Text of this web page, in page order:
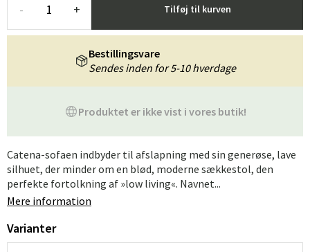
- + Tilføj til kurven
Produktet er ikke vist i vores butik!
Bestillingsvare
Sendes inden for 5-10 hverdage
Catena-sofaen indbyder til afslapning med sin generøse, lave
silhuet, der minder om en blød, moderne sækkestol, den
perfekte fortolkning af »low living«. Navnet...
Mere information
Varianter